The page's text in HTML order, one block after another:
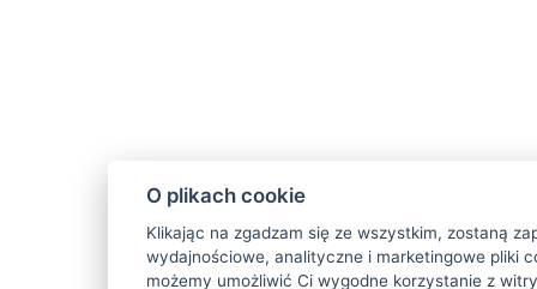
O plikach cookie
Klikając na zgadzam się ze wszystkim, zostaną
wydajnościowe, analityczne i marketingowe pliki
możemy umożliwić Ci wygodne korzystanie z